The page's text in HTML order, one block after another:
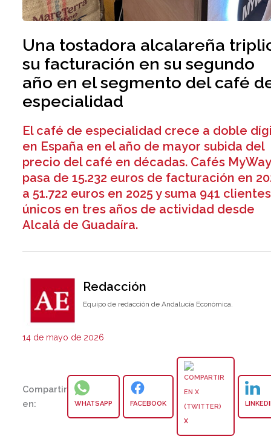
Una tostadora alcalareña
su facturación en su segundo
año en el segmento del café
especialidad
El café de especialidad crece a doble
en España en el año de mayor subida del
precio del café en décadas. Cafés
pasa de 15.232 euros de facturación en
a 51.722 euros en 2025 y suma 941 clientes
únicos en tres años de actividad desde
Alcalá de Guadaíra.
Redacción
Equipo de redacción de Andalucía Económica.
14 de mayo de 2026
Compartir
en:
WHATSAPP FACEBOOK
X